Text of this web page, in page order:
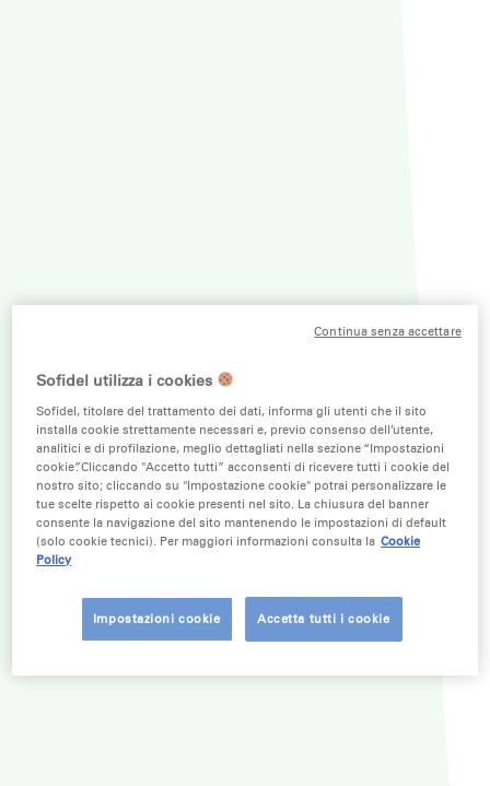
Sofidel utilizza i cookies
Sofidel, titolare del trattamento dei dati, informa gli utenti che il sito
installa cookie strettamente necessari e, previo consenso dell’utente,
analitici e di profilazione, meglio dettagliati nella sezione “Impostazioni
cookie”. Cliccando "Accetto tutti” acconsenti di ricevere tutti i cookie del
nostro sito; cliccando su "Impostazione cookie" potrai personalizzare le
tue scelte rispetto ai cookie presenti nel sito. La chiusura del banner
consente la navigazione del sito mantenendo le impostazioni di default
(solo cookie tecnici). Per maggiori informazioni consulta la Cookie
Policy
Impostazioni cookie Accetta tutti i cookie
Continua senza accettare